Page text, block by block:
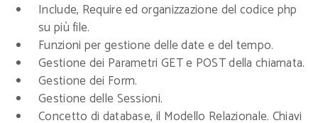
Include, Require ed organizzazione del codice php
su più file.
Funzioni per gestione delle date e del tempo.
Gestione dei Parametri GET e POST della chiamata.
Gestione dei Form.
Gestione delle Sessioni.
Concetto di database, il Modello Relazionale. Chiavi